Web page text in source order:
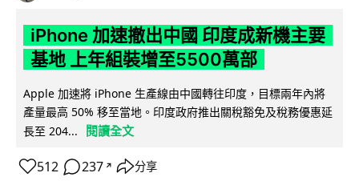
iPhone 加速撤出中國 印度成新機主要
基地 上年組裝增至5500萬部
Apple 加速將 iPhone 生產線由中國轉往印度，目標兩年內將
產量最高 50% 移至當地。印度政府推出關稅豁免及稅務優惠延
長至 204...
閱讀全文
512 237 ↗ 分享